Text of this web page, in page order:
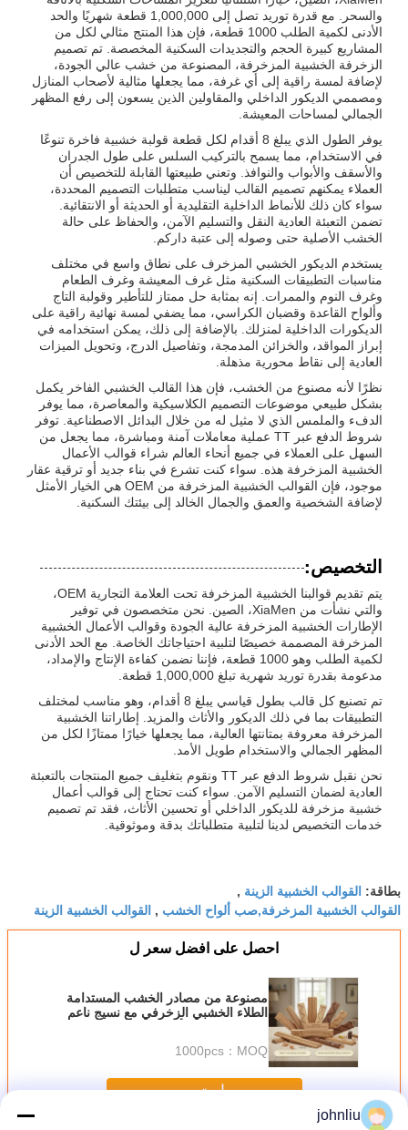
والسحر. مع قدرة توريد تصل إلى 1,000,000 قطعة شهريًا والحد
الأدنى لكمية الطلب 1000 قطعة، فإن هذا المنتج مثالي لكل من
المشاريع كبيرة الحجم والتجديدات السكنية المخصصة. تم تصميم
الزخرفة الخشبية المزخرفة، المصنوعة من خشب عالي الجودة،
لإضافة لمسة راقية إلى أي غرفة، مما يجعلها مثالية لأصحاب المنازل
ومصممي الديكور الداخلي والمقاولين الذين يسعون إلى رفع المظهر
الجمالي لمساحات المعيشة.
يوفر الطول الذي يبلغ 8 أقدام لكل قطعة قولبة خشبية فاخرة تنوعًا
في الاستخدام، مما يسمح بالتركيب السلس على طول الجدران
والأسقف والأبواب والنوافذ. وتعني طبيعتها القابلة للتخصيص أن
العملاء يمكنهم تصميم القالب ليناسب متطلبات التصميم المحددة،
سواء كان ذلك للأنماط الداخلية التقليدية أو الحديثة أو الانتقائية.
تضمن التعبئة العادية النقل والتسليم الآمن، والحفاظ على حالة
الخشب الأصلية حتى وصوله إلى عتبة داركم.
يستخدم الديكور الخشبي المزخرف على نطاق واسع في مختلف
مناسبات التطبيقات السكنية مثل غرف المعيشة وغرف الطعام
وغرف النوم والممرات. إنه بمثابة حل ممتاز للتأطير وقولبة التاج
وألواح القاعدة وقضبان الكراسي، مما يضفي لمسة نهائية راقية على
الديكورات الداخلية لمنزلك. بالإضافة إلى ذلك، يمكن استخدامه في
إبراز المواقد، والخزائن المدمجة، وتفاصيل الدرج، وتحويل الميزات
العادية إلى نقاط محورية مذهلة.
نظرًا لأنه مصنوع من الخشب، فإن هذا القالب الخشبي الفاخر يكمل
بشكل طبيعي موضوعات التصميم الكلاسيكية والمعاصرة، مما يوفر
الدفء والملمس الذي لا مثيل له من خلال البدائل الاصطناعية. توفر
شروط الدفع عبر TT عملية معاملات آمنة ومباشرة، مما يجعل من
السهل على العملاء في جميع أنحاء العالم شراء قوالب الأعمال
الخشبية المزخرفة هذه. سواء كنت تشرع في بناء جديد أو ترقية عقار
موجود، فإن القوالب الخشبية المزخرفة من OEM هي الخيار الأمثل
لإضافة الشخصية والعمق والجمال الخالد إلى بيئتك السكنية.
التخصيص:
يتم تقديم قوالبنا الخشبية المزخرفة تحت العلامة التجارية OEM،
والتي نشأت من XiaMen، الصين. نحن متخصصون في توفير
الإطارات الخشبية المزخرفة عالية الجودة وقوالب الأعمال الخشبية
المزخرفة المصممة خصيصًا لتلبية احتياجاتك الخاصة. مع الحد الأدنى
لكمية الطلب وهو 1000 قطعة، فإننا نضمن كفاءة الإنتاج والإمداد،
مدعومة بقدرة توريد شهرية تبلغ 1,000,000 قطعة.
تم تصنيع كل قالب بطول قياسي يبلغ 8 أقدام، وهو مناسب لمختلف
التطبيقات بما في ذلك الديكور والأثاث والمزيد. إطاراتنا الخشبية
المزخرفة معروفة بمتانتها العالية، مما يجعلها خيارًا ممتازًا لكل من
المظهر الجمالي والاستخدام طويل الأمد.
نحن نقبل شروط الدفع عبر TT ونقوم بتغليف جميع المنتجات بالتعبئة
العادية لضمان التسليم الآمن. سواء كنت تحتاج إلى قوالب أعمال
خشبية مزخرفة للديكور الداخلي أو تحسين الأثاث، فقد تم تصميم
خدمات التخصيص لدينا لتلبية متطلباتك بدقة وموثوقية.
بطاقة: القوالب الخشبية الزينة ,
القوالب الخشبية المزخرفة,صب ألواح الخشب , القوالب الخشبية الزينة
احصل على افضل سعر ل
مصنوعة من مصادر الخشب المستدامة
الطلاء الخشبي الزخرفي مع نسيج ناعم
MOQ：
1000pcs
استمر
johnliu